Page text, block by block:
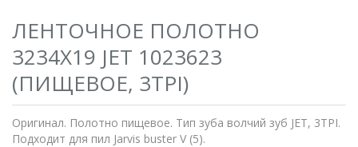
ЛЕНТОЧНОЕ ПОЛОТНО
3234Х19 JET 1023623
(ПИЩЕВОЕ, 3TPI)
Оригинал. Полотно пищевое. Тип зуба волчий зуб JET, 3TPI.
Подходит для пил Jarvis buster V (5).